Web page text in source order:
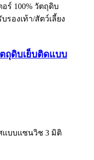
ตถุดิบเย็บติดแบบ